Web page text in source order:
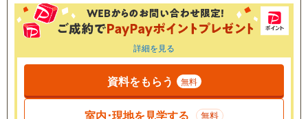
詳細を見る
資料をもらう 無料
室内･現地を見学する 無料